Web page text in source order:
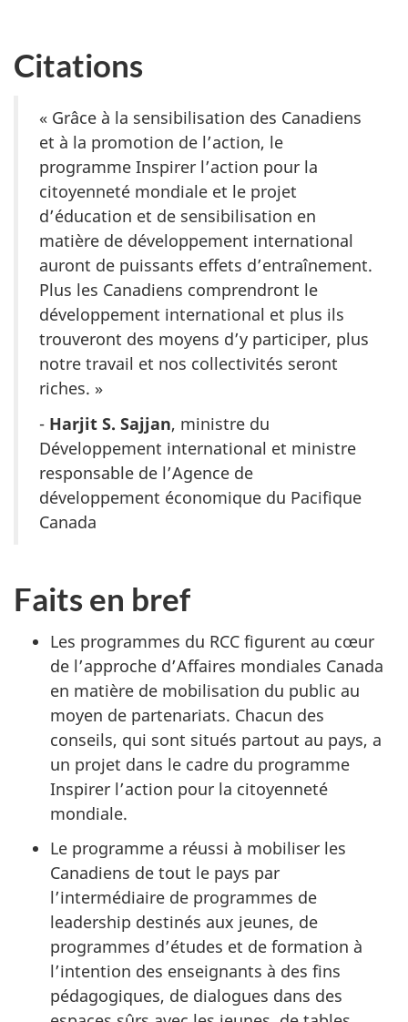
Citations
« Grâce à la sensibilisation des Canadiens
et à la promotion de l’action, le
programme Inspirer l’action pour la
citoyenneté mondiale et le projet
d’éducation et de sensibilisation en
matière de développement international
auront de puissants effets d’entraînement.
Plus les Canadiens comprendront le
développement international et plus ils
trouveront des moyens d’y participer, plus
notre travail et nos collectivités seront
riches. »
- Harjit S. Sajjan, ministre du
Développement international et ministre
responsable de l’Agence de
développement économique du Pacifique
Canada
Faits en bref
Les programmes du RCC figurent au cœur
de l’approche d’Affaires mondiales Canada
en matière de mobilisation du public au
moyen de partenariats. Chacun des
conseils, qui sont situés partout au pays, a
un projet dans le cadre du programme
Inspirer l’action pour la citoyenneté
mondiale.
Le programme a réussi à mobiliser les
Canadiens de tout le pays par
l’intermédiaire de programmes de
leadership destinés aux jeunes, de
programmes d’études et de formation à
l’intention des enseignants à des fins
pédagogiques, de dialogues dans des